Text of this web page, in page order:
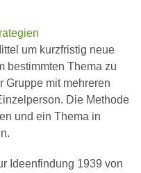
um kurzfristig neue
bestimmten Thema zu
Gruppe mit mehreren
Die Methode
und ein Thema in
Ideenfindung 1939 von